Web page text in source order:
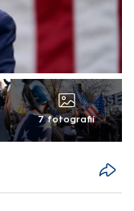
7 fotografií